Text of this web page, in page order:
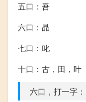
五口：吾
六口：晶
七口：叱
十口：古，田，叶
六口，打一字：